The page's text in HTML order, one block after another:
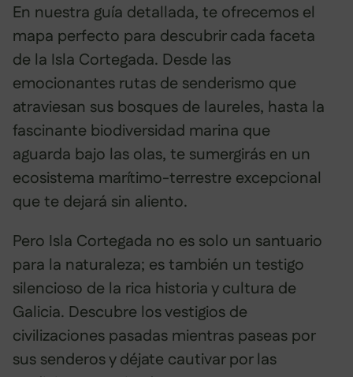
En nuestra guía detallada, te ofrecemos el
mapa perfecto para descubrir cada faceta
de la Isla Cortegada. Desde las
emocionantes rutas de senderismo que
atraviesan sus bosques de laureles, hasta la
fascinante biodiversidad marina que
aguarda bajo las olas, te sumergirás en un
ecosistema marítimo-terrestre excepcional
que te dejará sin aliento.
Pero Isla Cortegada no es solo un santuario
para la naturaleza; es también un testigo
silencioso de la rica historia y cultura de
Galicia. Descubre los vestigios de
civilizaciones pasadas mientras paseas por
sus senderos y déjate cautivar por las